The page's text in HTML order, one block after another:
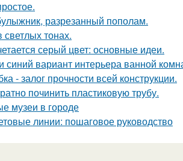
разрезанный пополам.
светлых тонах.
серый цвет: основные идеи.
вариант интерьера ванной
- залог прочности всей конструкции.
починить пластиковую трубу.
музеи в городе
линии: пошаговое руководство